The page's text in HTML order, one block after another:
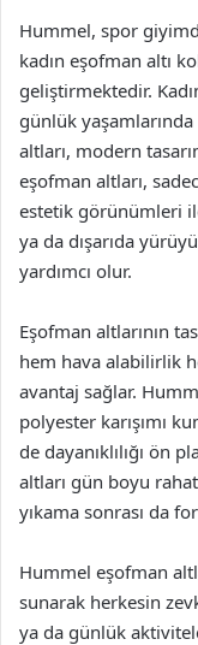
Hummel, spor
kadın eşofman altı
geliştirmektedir.
günlük
altları, modern
eşofman altları,
estetik görünümleri
ya da dışarıda
yardımcı olur.
Eşofman altlarının
hem hava alabilirlik
avantaj sağlar.
polyester karışımı
de dayanıklılığı ön
altları gün boyu
yıkama sonrası da
Hummel eşofman
sunarak herkesin
ya da günlük